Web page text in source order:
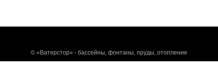
© «Ватерстор» - бассейны, фонтаны, пруды, отопление